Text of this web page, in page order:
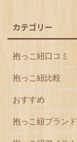
カテゴリー
抱っこ紐口コミ
抱っこ紐比較
おすすめ
抱っこ紐ブランド